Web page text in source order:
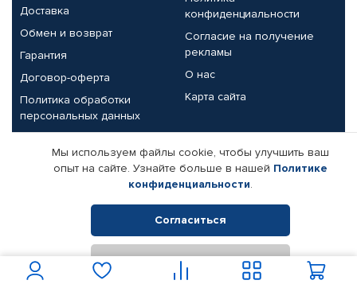
Доставка
Обмен и возврат
Гарантия
Договор-оферта
Политика обработки
персональных данных
конфиденциальности
Согласие на получение
рекламы
О нас
Карта сайта
Партнерам
Корпоративным клиентам
Поставщикам
Реквизиты компании
© КАМАЗ ЦЕНТР ДОНЕЦК, 2015-2026. Все права защищены.
Интернет-магазин автомобильных товаров Автопрофи.
Мы используем файлы cookie, чтобы улучшить ваш
опыт на сайте. Узнайте больше в нашей Политике
конфиденциальности.
Согласиться
Отклонить